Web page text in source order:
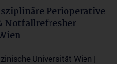
Perioperative
Notfallrefresher
Universität Wien |